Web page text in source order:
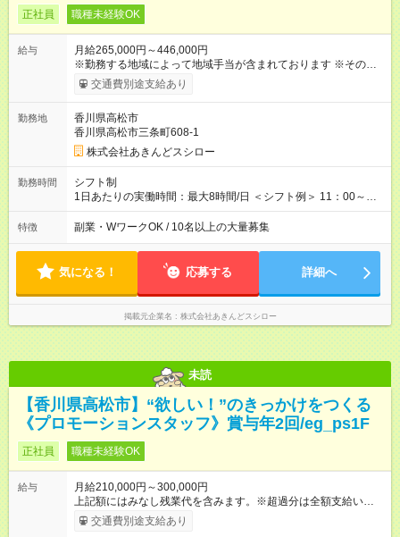
正社員 職種未経験OK
給与
月給265,000円～446,000円
※勤務する地域によって地域手当が含まれております ※その他ブ
ロック外勤務手当を支給。1分単位での残業代（100％支給）や
年3回の賞与、諸手当も別途支給します。 ＜月給例＞ 【例1】転
合：月給28万円＋残業代・諸手当 ※地域手当2万円が含まれま
す。 【例2】転居可能の「ブロック限定勤務制度」の場合 ブロ
ック外東京23区内勤務の場合：月給29万5000円＋残業代・諸手
当 ※地域手当2万円やブロック外勤務手当1万5000円が含まれま
す。 ＜水準以上の収入を得られる環境！＞ 全社員の平均年収は
603万円（平均月給38万9000円／2025年度実績）で、店長の平
らに自己負担額2万円の寮や各種手当があるため「前職より貯金
できている」と話す社員が多くいます！ 【試用期間】試用期間
あり 試用期間の長さ：3ヶ月 雇用形態、給与は本採用時と同じ
です。
交通費別途支給あり
勤務地
香川県高松市
香川県高松市三条町608-1
株式会社あきんどスシロー
勤務時間
シフト制
1日あたりの実働時間：最大8時間/日 ＜シフト例＞ 11：00～
20：00、12：00～21：00、15：00～24：00 ※1ヶ月単位の変
形労働時間制（週平均実働40時間） ◎残業は月30h程度。1店舗
出勤前にジムに通う社員も多くいま す。繁忙期以外は1日通して
働くことがほぼありません！
特徴 副業・WワークOK / 10名以上の大量募集
気になる！ 応募する 詳細へ
掲載元企業名 株式会社あきんどスシロー
未読
【香川県高松市】“欲しい！”のきっかけをつくる
《プロモーションスタッフ》賞与年2回/eg_ps1F
正社員 職種未経験OK
給与
月給210,000円～300,000円
上記額にはみなし残業代を含みます。※超過分は全額支給いたし
ます。 みなし残業代 14,616円／月 みなし残業時間 10時間／月
※能力やスキルを考慮の上、当社規程により決定します。 ーー
交通費別途支給あり